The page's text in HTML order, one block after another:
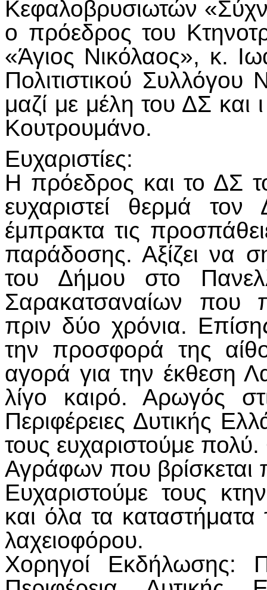
Κεφαλοβρυσιωτών
ο πρόεδρος του
«Άγιος Νικόλαος», κ.
Πολιτιστικού
μαζί με μέλη του ΔΣ και
Κουτρουμάνο.
Ευχαριστίες:
Η πρόεδρος και το ΔΣ
ευχαριστεί θερμά τον
έμπρακτα τις
παράδοσης. Αξίζει να
του Δήμου στο
Σαρακατσαναίων που
πριν δύο χρόνια.
την προσφορά της
αγορά για την έκθεση
λίγο καιρό. Αρωγός
Περιφέρειες Δυτικής
τους ευχαριστούμε
Αγράφων που
Ευχαριστούμε τους
και όλα τα
λαχειοφόρου.
Χορηγοί Εκδήλωσης: